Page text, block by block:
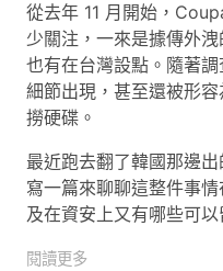
從去年 11 月開始，
少關注，一來是據傳外
也有在台灣設點。隨著
細節出現，甚至還被形容
撈硬碟。
最近跑去翻了韓國那邊
寫一篇來聊聊這整件事
及在資安上又有哪些可以
閱讀更多